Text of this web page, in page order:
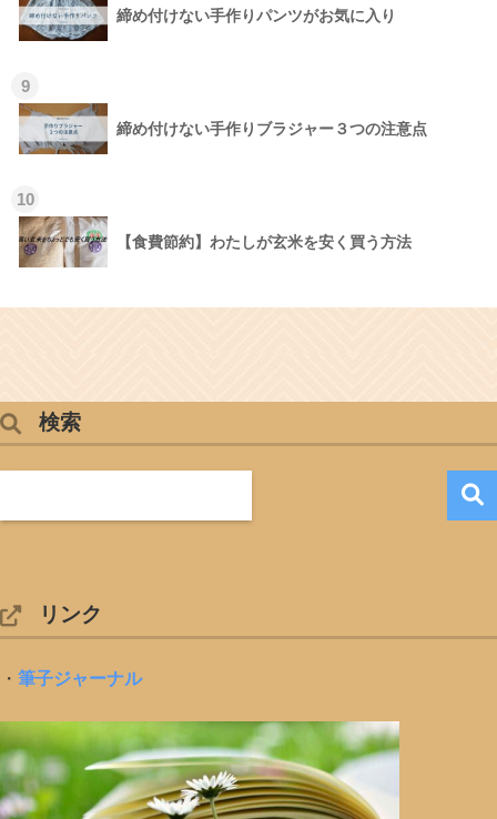
締め付けない手作りパンツがお気に入り
9
締め付けない手作りブラジャー３つの注意点
10
【食費節約】わたしが玄米を安く買う方法
検索
リンク
・ 筆子ジャーナル